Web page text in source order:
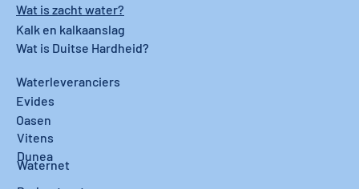
Waterleveranciers
Evides
Oasen
Vitens
Dunea
Waternet
Wat is zacht water?
Kalk en kalkaanslag
Wat is Duitse Hardheid?